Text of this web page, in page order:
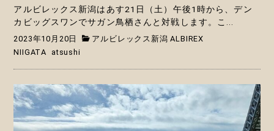
アルビレックス新潟はあす21日（土）午後1時から、デン
カビッグスワンでサガン鳥栖さんと対戦します。こ...
2023年10月20日
アルビレックス新潟 ALBIREX
NIIGATA
atsushi